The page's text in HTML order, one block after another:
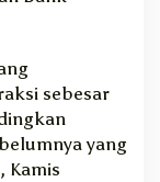
sebesar
yang
Kamis